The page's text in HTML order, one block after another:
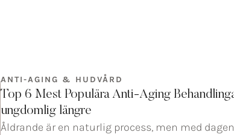
ANTI-AGING & HUDVÅRD
Top 6 Mest Populära Anti-Aging
ungdomlig längre
Åldrande är en naturlig process, men med